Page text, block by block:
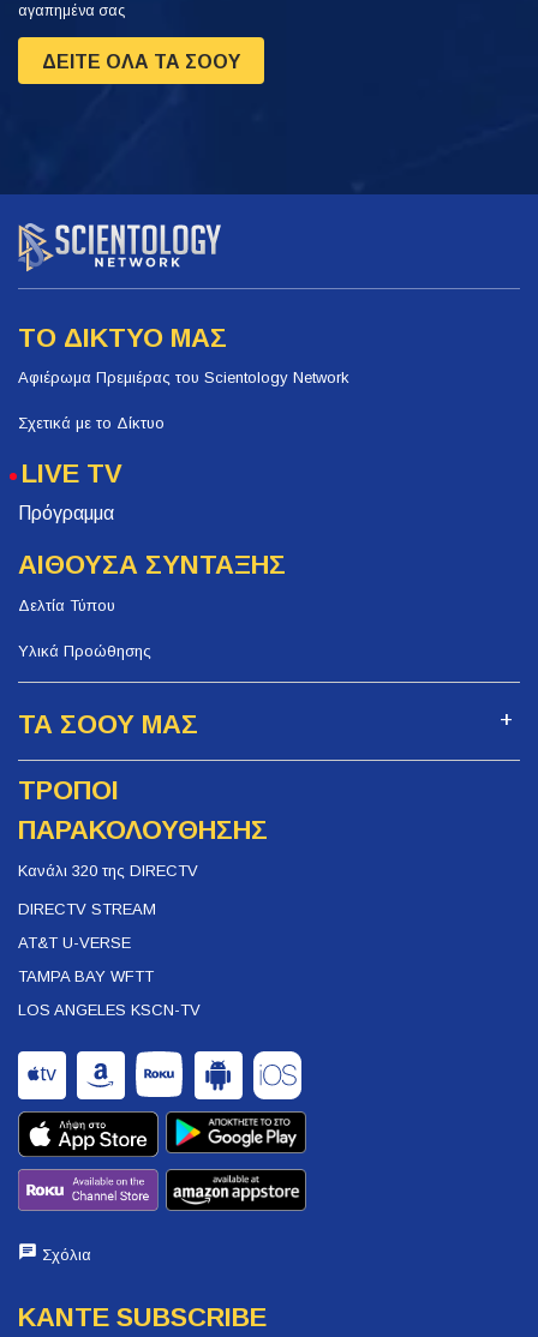
αγαπημένα σας
ΔΕΙΤΕ ΟΛΑ ΤΑ ΣΟΟΥ
ΤΟ ΔΙΚΤΥΟ ΜΑΣ
Αφιέρωμα Πρεμιέρας του Scientology Network
Σχετικά με το Δίκτυο
LIVE TV
Πρόγραμμα
ΑΙΘΟΥΣΑ ΣΥΝΤΑΞΗΣ
Δελτία Τύπου
Υλικά Προώθησης
ΤΑ ΣΟΟΥ ΜΑΣ
ΤΡΟΠΟΙ
ΠΑΡΑΚΟΛΟΥΘΗΣΗΣ
Κανάλι 320 της DIRECTV
DIRECTV STREAM
AT&T U-VERSE
TAMPA BAY WFTT
LOS ANGELES KSCN-TV
Σχόλια
ΚΑΝΤΕ SUBSCRIBE